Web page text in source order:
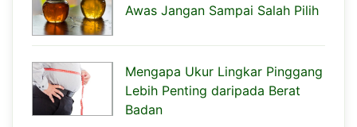
Awas Jangan Sampai Salah Pilih
Mengapa Ukur Lingkar Pinggang
Lebih Penting daripada Berat
Badan